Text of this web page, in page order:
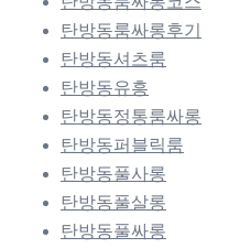
탄방동룸싸롱후기
탄방동셔츠룸
탄방동유흥
탄방동정통룸싸롱
탄방동퍼블릭룸
탄방동풀사롱
탄방동풀살롱
탄방동풀싸롱